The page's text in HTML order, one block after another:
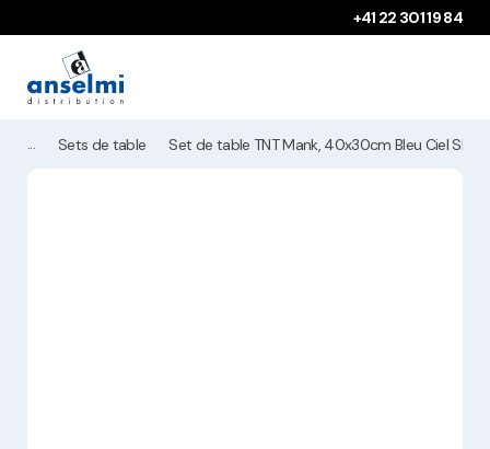
+41 22 301 19 84
Sets de table Set de table TNT Mank, 40x30cm Bleu Ciel Sky